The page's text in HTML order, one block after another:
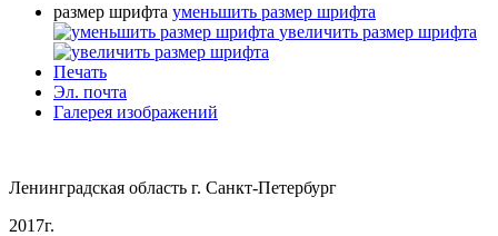
размер шрифта уменьшить размер шрифта
увеличить размер шрифта
Печать
Эл. почта
Галерея изображений
Ленинградская область г. Санкт-Петербург
2017г.